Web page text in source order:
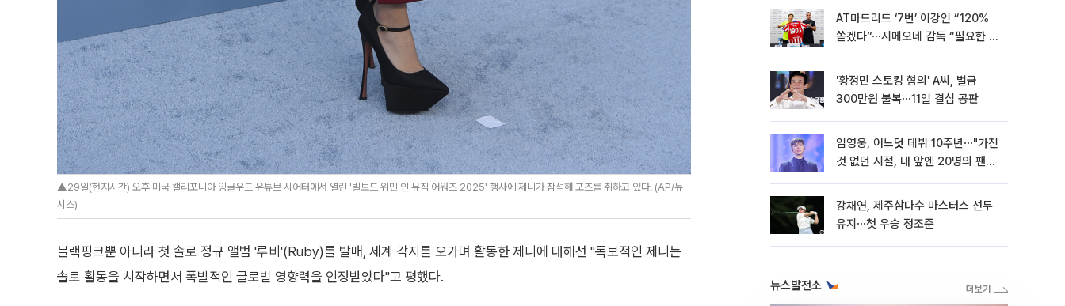
▲29일(현지시간) 오후 미국 캘리포니아 잉글우드 유튜브 시어터에서 열린 '빌보드 위민 인 뮤직 어워즈 2025' 행사에 제니가 참석해 포즈를 취하고 있다. (AP/뉴
시스)
블랙핑크뿐 아니라 첫 솔로 정규 앨범 '루비'(Ruby)를 발매, 세계 각지를 오가며 활동한 제니에 대해선 "독보적인 제니는
솔로 활동을 시작하면서 폭발적인 글로벌 영향력을 인정받았다"고 평했다.
AT마드리드 ‘7번’ 이강인 “120%
쏟겠다”⋯시메오네 감독 “필요한 선
'황정민 스토킹 혐의' A씨, 벌금
300만원 불복⋯11일 결심 공판
임영웅, 어느덧 데뷔 10주년⋯"가진
것 없던 시절, 내 앞엔 20명의 팬
강채연, 제주삼다수 마스터스 선두
유지⋯첫 우승 정조준
뉴스발전소